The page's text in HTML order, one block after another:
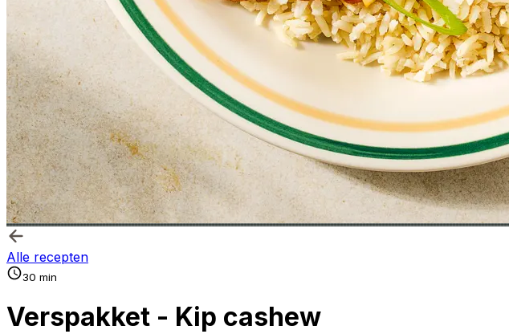
Alle recepten
30 min
Verspakket - Kip cashew